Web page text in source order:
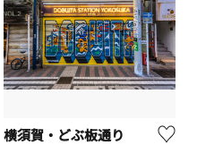
横須賀・どぶ板通り